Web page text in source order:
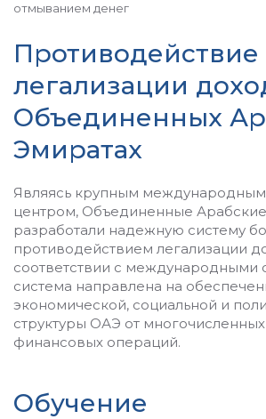
отмыванием денег
Противодействие
легализации
Объединенных
Эмиратах
Являясь крупным
центром, Объединенные
разработали надежную систему
противодействием легализации
соответствии с международными
система направлена на
экономической, социальной и
структуры ОАЭ от
финансовых операций.
Обучение